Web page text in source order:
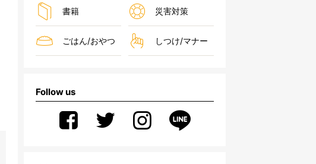
書籍 災害対策
ごはん/おやつ しつけ/マナー
Follow us